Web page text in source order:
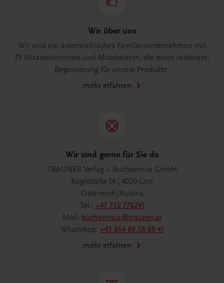
Wir über uns
Wir sind ein österreichisches Familienunternehmen mit
75 Mitarbeiterinnen und Mitarbeitern, die eines verbindet:
Begeisterung für unsere Produkte.
mehr erfahren
Wir sind gerne für Sie da
TRAUNER Verlag + Buchservice GmbH
Köglstraße 14 | 4020 Linz
Österreich/Austria
Tel.: +43 732 778241
Mail: buchservice@trauner.at
WhatsApp: +43 664 88 58 69 41
mehr erfahren